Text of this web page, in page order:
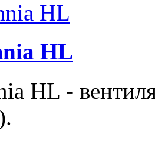
HL
HL -